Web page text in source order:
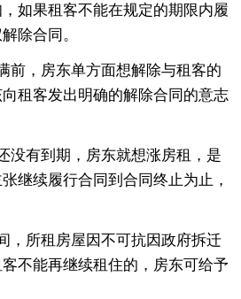
如果租客不能在规定的期限内履
除合同。
前，房东单方面想解除与租客的
租客发出明确的解除合同的意志
没有到期，房东就想涨房租，是
继续履行合同到合同终止为止，
，所租房屋因不可抗因政府拆迁
不能再继续租住的，房东可给予